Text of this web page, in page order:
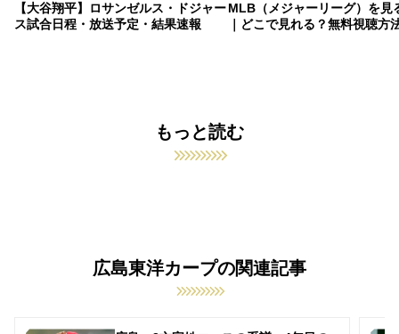
【大谷翔平】ロサンゼルス・ドジャー
ス試合日程・放送予定・結果速報
MLB（メジャーリーグ）を見
｜どこで見れる？無料視聴方
もっと読む
広島東洋カープの関連記事